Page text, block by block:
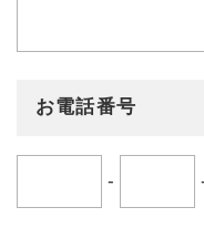
お電話番号
-